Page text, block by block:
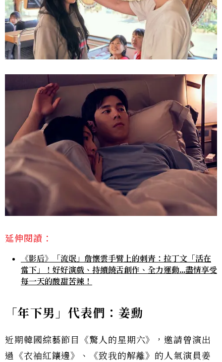
延伸閱讀：
《影后》「流氓」詹懷雲手臂上的刺青：拉丁文「活在
當下」！好好演戲、持續饒舌創作、全力運動…盡情享受
每一天的酸甜苦辣！
「年下男」代表們：姜勳
近期韓國綜藝節目《驚人的星期六》，邀請曾演出
過《衣袖紅鑲邊》、《致我的解離》的人氣演員姜